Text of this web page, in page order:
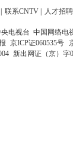
联系CNTV 人才招聘
央电视台 中国网络电
京ICP证060535号
新出网证（京）